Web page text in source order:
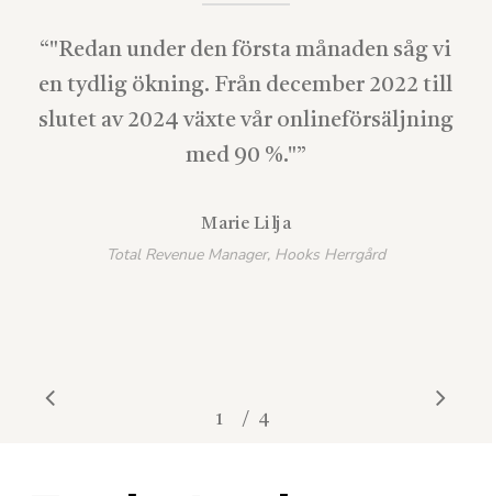
“"Redan under den första månaden såg vi
en tydlig ökning. Från december 2022 till
slutet av 2024 växte vår onlineförsäljning
med 90 %."”
Marie Lilja
Total Revenue Manager, Hooks Herrgård
1 2 3
/ 4